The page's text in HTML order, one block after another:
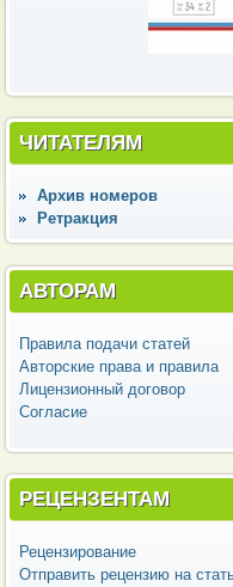
ЧИТАТЕЛЯМ
Архив номеров
Ретракция
АВТОРАМ
Правила подачи статей
Авторские права и правила
Лицензионный договор
Согласие
РЕЦЕНЗЕНТАМ
Рецензирование
Отправить рецензию на